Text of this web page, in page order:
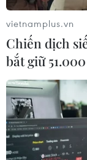
vietnamplus.vn
Chiến dịch
bắt giữ